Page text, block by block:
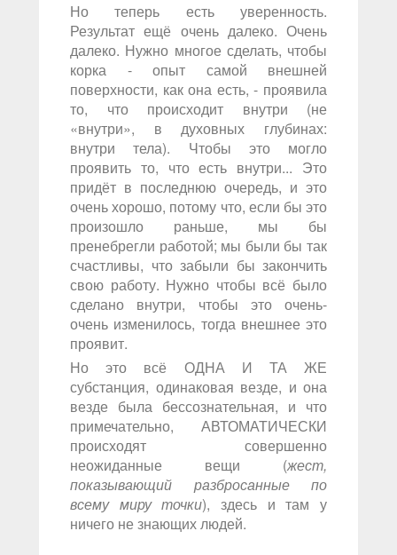
Но теперь есть уверенность.
Результат ещё очень далеко. Очень
далеко. Нужно многое сделать, чтобы
корка - опыт самой внешней
поверхности, как она есть, - проявила
то, что происходит внутри (не
«внутри», в духовных глубинах:
внутри тела). Чтобы это могло
проявить то, что есть внутри... Это
придёт в последнюю очередь, и это
очень хорошо, потому что, если бы это
произошло раньше, мы бы
пренебрегли работой; мы были бы так
счастливы, что забыли бы закончить
свою работу. Нужно чтобы всё было
сделано внутри, чтобы это очень-
очень изменилось, тогда внешнее это
проявит.
Но это всё ОДНА И ТА ЖЕ
субстанция, одинаковая везде, и она
везде была бессознательная, и что
примечательно, АВТОМАТИЧЕСКИ
происходят совершенно
неожиданные вещи (жест,
показывающий разбросанные по
всему миру точки), здесь и там у
ничего не знающих людей.